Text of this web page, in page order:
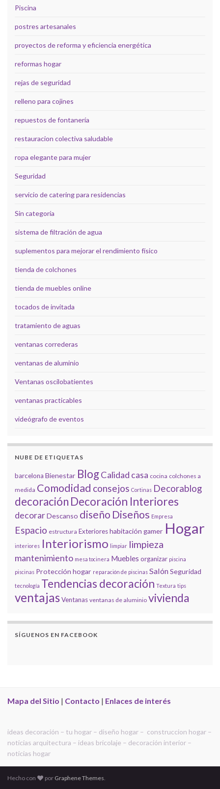
Piscina
postres artesanales
proyectos de reforma y eficiencia energética
reformas hogar
rejas de seguridad
relleno para cojines
repuestos de fontanería
restauracion colectiva saludable
ropa elegante para mujer
Seguridad
servicio de catering para residencias
Sin categoría
sistema de filtración de agua
suplementos para mejorar el rendimiento físico
tienda de colchones
tienda de muebles online
tocados de invitada
tratamiento de aguas
ventanas correderas
ventanas de aluminio
Ventanas oscilobatientes
ventanas practicables
videógrafo de eventos
NUBE DE ETIQUETAS
barcelona Bienestar BlogCalidad casa cocina colchones a
medida Comodidad consejos Cortinas Decorablog
decoración Decoración Interiores
decorarDescanso diseño Diseños Empresa
Espacio estructura Exterioreshabitación gamer Hogar
interiores Interiorismo limpiar limpieza
mantenimiento mesa tocinera Muebles organizar piscina
piscinas Protección hogar reparación de piscinas SalónSeguridad
tecnología Tendencias decoración Textura tips
ventajasVentanas ventanas de aluminio vivienda
SÍGUENOS EN FACEBOOK
Mapa del Sitio | Contacto | Enlaces de interés
ideas decoración – tu hogar – diseño hogar – construccion hogar –
noticias arquitectura – ideas bricolaje – decoración interior –
noticias hogar
Hecho con por Graphene Themes